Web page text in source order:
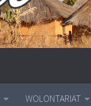
WOLONTARIAT